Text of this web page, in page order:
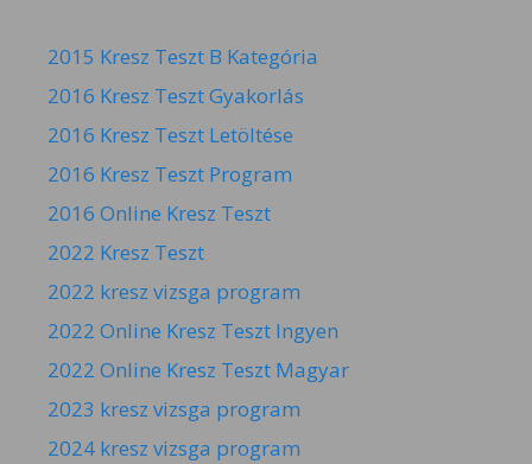
2015 Kresz Teszt B Kategória
2016 Kresz Teszt Gyakorlás
2016 Kresz Teszt Letöltése
2016 Kresz Teszt Program
2016 Online Kresz Teszt
2022 Kresz Teszt
2022 kresz vizsga program
2022 Online Kresz Teszt Ingyen
2022 Online Kresz Teszt Magyar
2023 kresz vizsga program
2024 kresz vizsga program